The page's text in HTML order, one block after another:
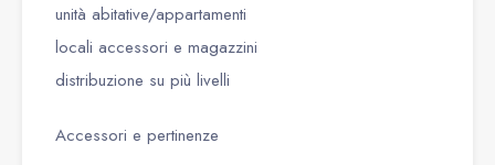
unità abitative/appartamenti
locali accessori e magazzini
distribuzione su più livelli
Accessori e pertinenze